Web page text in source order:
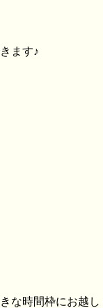
ます♪
時間枠にお越し